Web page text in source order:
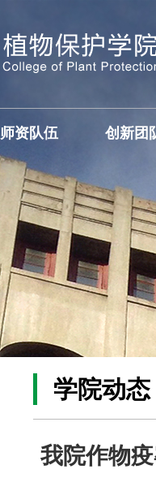
师资队伍 创新团
学院动态
我院作物